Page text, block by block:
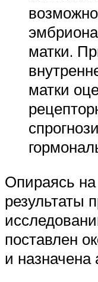
матки.
матки
Опираясь
результаты
поставлен
и назначена